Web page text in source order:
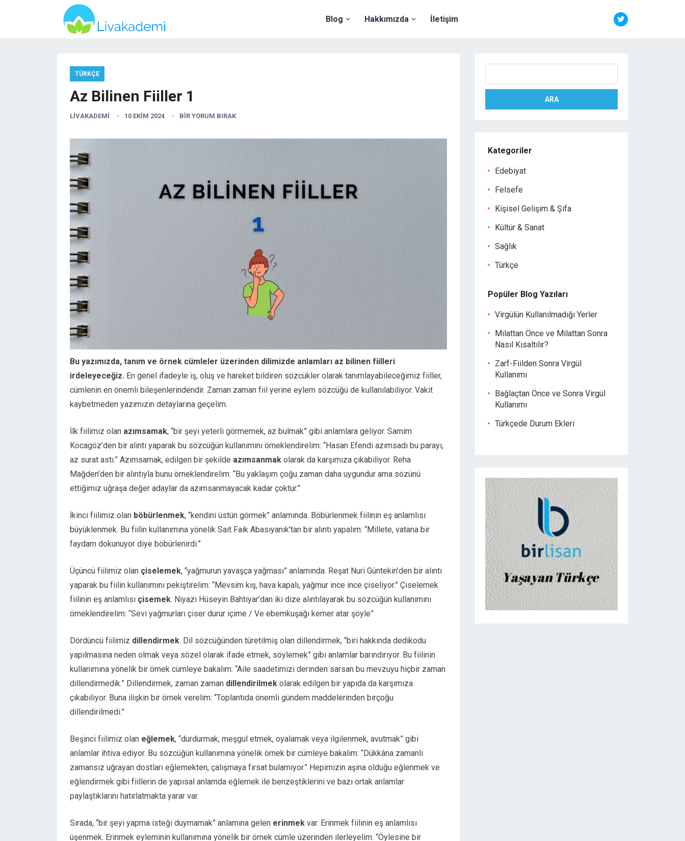
Blog Hakkımızda İletişim
TÜRKÇE
Az Bilinen Fiiller 1
LIVAKADEMI 10 EKIM 2024 BIR YORUM BIRAK
Bu yazımızda, tanım ve örnek cümleler üzerinden dilimizde anlamları az bilinen fiilleri
irdeleyeceğiz. En genel ifadeyle iş, oluş ve hareket bildiren sözcükler olarak tanımlayabileceğimiz fiiller,
cümlenin en önemli bileşenlerindendir. Zaman zaman fiil yerine eylem sözcüğü de kullanılabiliyor. Vakit
kaybetmeden yazımızın detaylarına geçelim.
İlk fiilimiz olan azımsamak, “bir şeyi yeterli görmemek, az bulmak” gibi anlamlara geliyor. Samim
Kocagöz’den bir alıntı yaparak bu sözcüğün kullanımını örneklendirelim: “Hasan Efendi azımsadı bu parayı,
az surat astı.” Azımsamak, edilgen bir şekilde azımsanmak olarak da karşımıza çıkabiliyor. Reha
Mağden’den bir alıntıyla bunu örneklendirelim: “Bu yaklaşım çoğu zaman daha uygundur ama sözünü
ettiğimiz uğraşa değer adaylar da azımsanmayacak kadar çoktur.”
İkinci fiilimiz olan böbürlenmek, “kendini üstün görmek” anlamında. Böbürlenmek fiilinin eş anlamlısı
büyüklenmek. Bu fiilin kullanımına yönelik Sait Faik Abasıyanık’tan bir alıntı yapalım: “Millete, vatana bir
faydam dokunuyor diye böbürlenirdi.”
Üçüncü fiilimiz olan çiselemek, “yağmurun yavaşça yağması” anlamında. Reşat Nuri Güntekin’den bir alıntı
yaparak bu fiilin kullanımını pekiştirelim: “Mevsim kış, hava kapalı, yağmur ince ince çiseliyor.” Çiselemek
fiilinin eş anlamlısı çisemek. Niyazi Hüseyin Bahtiyar’dan iki dize alıntılayarak bu sözcüğün kullanımını
örneklendirelim: “Sevi yağmurları çiser durur içime / Ve ebemkuşağı kemer atar şöyle”
Dördüncü fiilimiz dillendirmek. Dil sözcüğünden türetilmiş olan dillendirmek, “biri hakkında dedikodu
yapılmasına neden olmak veya sözel olarak ifade etmek, söylemek” gibi anlamlar barındırıyor. Bu fiilinin
kullanımına yönelik bir örnek cümleye bakalım: “Aile saadetimizi derinden sarsan bu mevzuyu hiçbir zaman
dillendirmedik.” Dillendirmek, zaman zaman dillendirilmek olarak edilgen bir yapıda da karşımıza
çıkabiliyor. Buna ilişkin bir örnek verelim: “Toplantıda önemli gündem maddelerinden birçoğu
dillendirilmedi.”
Beşinci fiilimiz olan eğlemek, “durdurmak; meşgul etmek, oyalamak veya ilgilenmek, avutmak” gibi
anlamlar ihtiva ediyor. Bu sözcüğün kullanımına yönelik örnek bir cümleye bakalım: “Dükkâna zamanlı
zamansız uğrayan dostları eğlemekten, çalışmaya fırsat bulamıyor.” Hepimizin aşina olduğu eğlenmek ve
eğlendirmek gibi fiillerin de yapısal anlamda eğlemek ile benzeştiklerini ve bazı ortak anlamlar
paylaştıklarını hatırlatmakta yarar var.
Sırada, “bir şeyi yapma isteği duymamak” anlamına gelen erinmek var. Erinmek fiilinin eş anlamlısı
üşenmek. Erinmek eyleminin kullanımına yönelik bir örnek cümle üzerinden ilerleyelim: “Öylesine bir
ARA
Kategoriler
Edebiyat
Felsefe
Kişisel Gelişim & Şifa
Kültür & Sanat
Sağlık
Türkçe
Popüler Blog Yazıları
Virgülün Kullanılmadığı Yerler
Milattan Önce ve Milattan Sonra
Nasıl Kısaltılır?
Zarf-Fiilden Sonra Virgül
Kullanımı
Bağlaçtan Önce ve Sonra Virgül
Kullanımı
Türkçede Durum Ekleri